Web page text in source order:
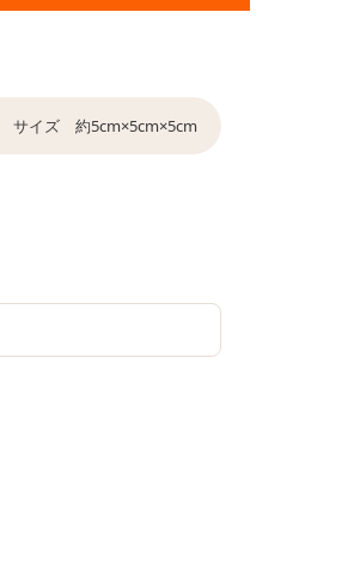
サイズ 約5cm×5cm×5cm